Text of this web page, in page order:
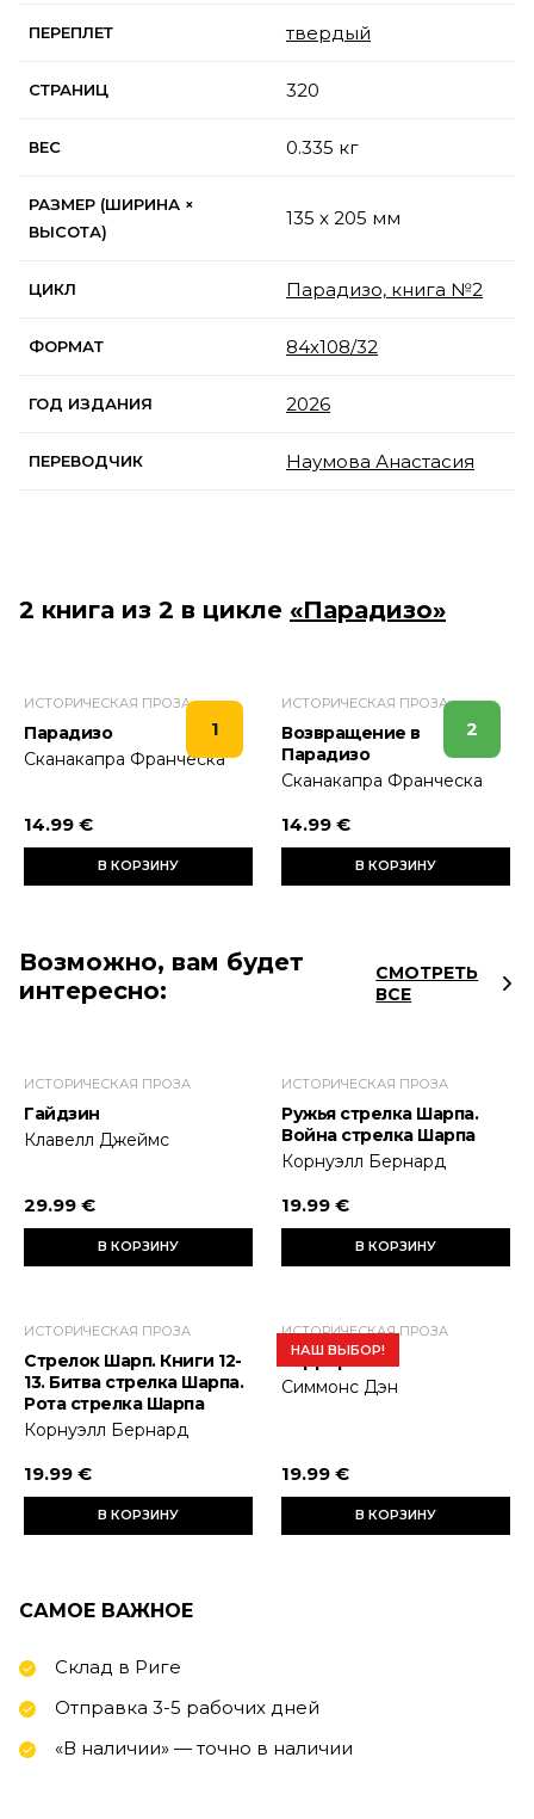
ПЕРЕПЛЕТ твердый
СТРАНИЦ 320
ВЕС 0.335 кг
РАЗМЕР (ШИРИНА ×
ВЫСОТА)
135 x 205 мм
ЦИКЛ Парадизо, книга №2
ФОРМАТ 84х108/32
ГОД ИЗДАНИЯ 2026
ПЕРЕВОДЧИК Наумова Анастасия
2 книга из 2 в цикле «Парадизо»
1
ИСТОРИЧЕСКАЯ ПРОЗА
Парадизо
Сканакапра Франческа
14.99 €
В КОРЗИНУ
2
ИСТОРИЧЕСКАЯ ПРОЗА
Возвращение в
Парадизо
Сканакапра Франческа
14.99 €
В КОРЗИНУ
Возможно, вам будет
интересно:
СМОТРЕТЬ
ВСЕ
ИСТОРИЧЕСКАЯ ПРОЗА
Гайдзин
Клавелл Джеймс
29.99 €
В КОРЗИНУ
ИСТОРИЧЕСКАЯ ПРОЗА
Ружья стрелка Шарпа.
Война стрелка Шарпа
Корнуэлл Бернард
19.99 €
В КОРЗИНУ
ИСТОРИЧЕСКАЯ ПРОЗА
Стрелок Шарп. Книги 12-
13. Битва стрелка Шарпа.
Рота стрелка Шарпа
Корнуэлл Бернард
19.99 €
В КОРЗИНУ
НАШ ВЫБОР!
ИСТОРИЧЕСКАЯ ПРОЗА
Террор
Симмонс Дэн
19.99 €
В КОРЗИНУ
САМОЕ ВАЖНОЕ
Склад в Риге
Отправка 3-5 рабочих дней
«В наличии» — точно в наличии